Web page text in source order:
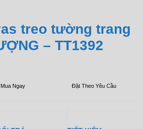
treo tường trang
– TT1392
Mua Ngay Đặt Theo Yêu Cầu